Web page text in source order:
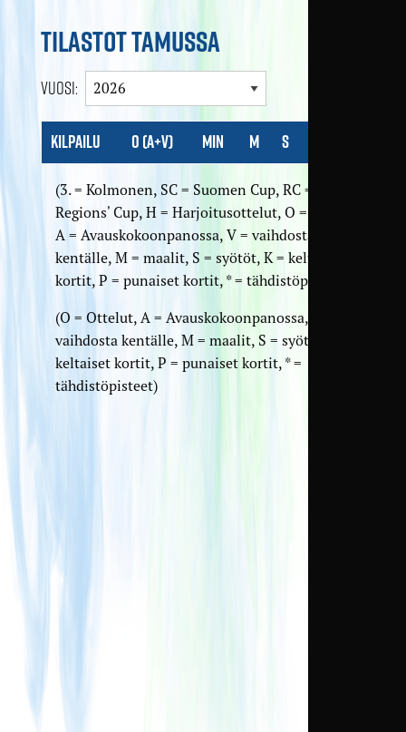
TILASTOT TAMUSSA
Vuosi:
Kilpailu O (A+V) Min M S
(3. = Kolmonen, SC = Suomen Cup, RC =
Regions' Cup, H = Harjoitusottelut, O = Ottelut,
A = Avaus­kokoon­panossa, V = vaihdosta
kentälle, M = maalit, S = syötöt, K = keltaiset
kortit, P = punaiset kortit, * = tähdistöpisteet)
(O = Ottelut, A = Avaus­kokoon­panossa, V =
vaihdosta kentälle, M = maalit, S = syötöt, K =
keltaiset kortit, P = punaiset kortit, * =
tähdistöpisteet)